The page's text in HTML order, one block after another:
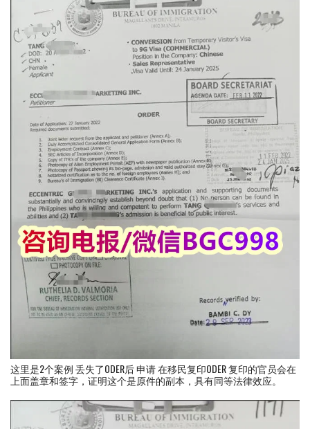
这里是2个案例 丢失了ODER后 申请 在移民复印ODER 复印的官员会在
上面盖章和签字，证明这个是原件的副本，具有同等法律效应。